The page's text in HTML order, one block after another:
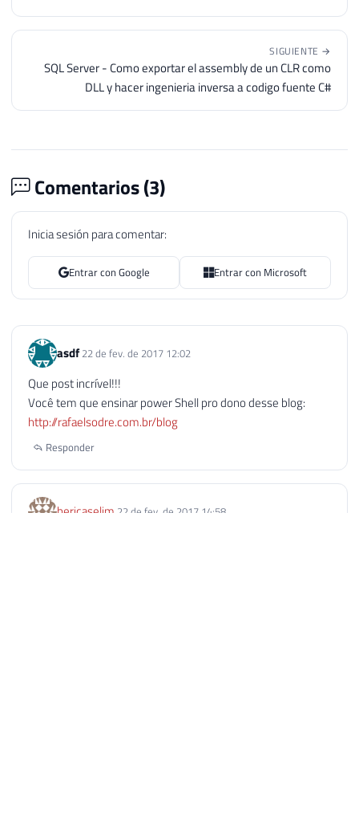
SIGUIENTE →
SQL Server - Como exportar el assembly de un CLR como
DLL y hacer ingenieria inversa a codigo fuente C#
Comentarios (3)
Inicia sesión para comentar:
Entrar con Google Entrar con Microsoft
asdf 22 de fev. de 2017 12:02
Que post incrível!!!
Você tem que ensinar power Shell pro dono desse blog:
http://rafaelsodre.com.br/blog
Responder
hericaselim 22 de fev. de 2017 14:58